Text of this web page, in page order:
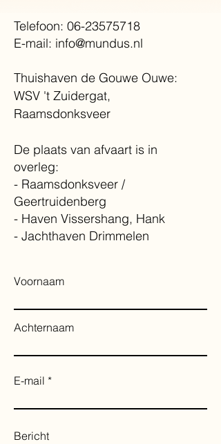
​​​Telefoon: 06-23575718
E-mail: info@mundus.nl
Thuishaven de Gouwe Ouwe:
WSV 't Zuidergat,
Raamsdonksveer
De plaats van afvaart is in
overleg:
- Raamsdonksveer /
Geertruidenberg
- Haven Vissershang, Hank
- Jachthaven Drimmelen
Voornaam
Achternaam
E-mail
Bericht